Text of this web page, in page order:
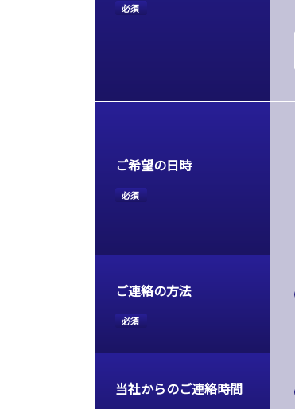
必須
ご希望の日時
必須
ご連絡の方法
必須
当社からのご連絡時間